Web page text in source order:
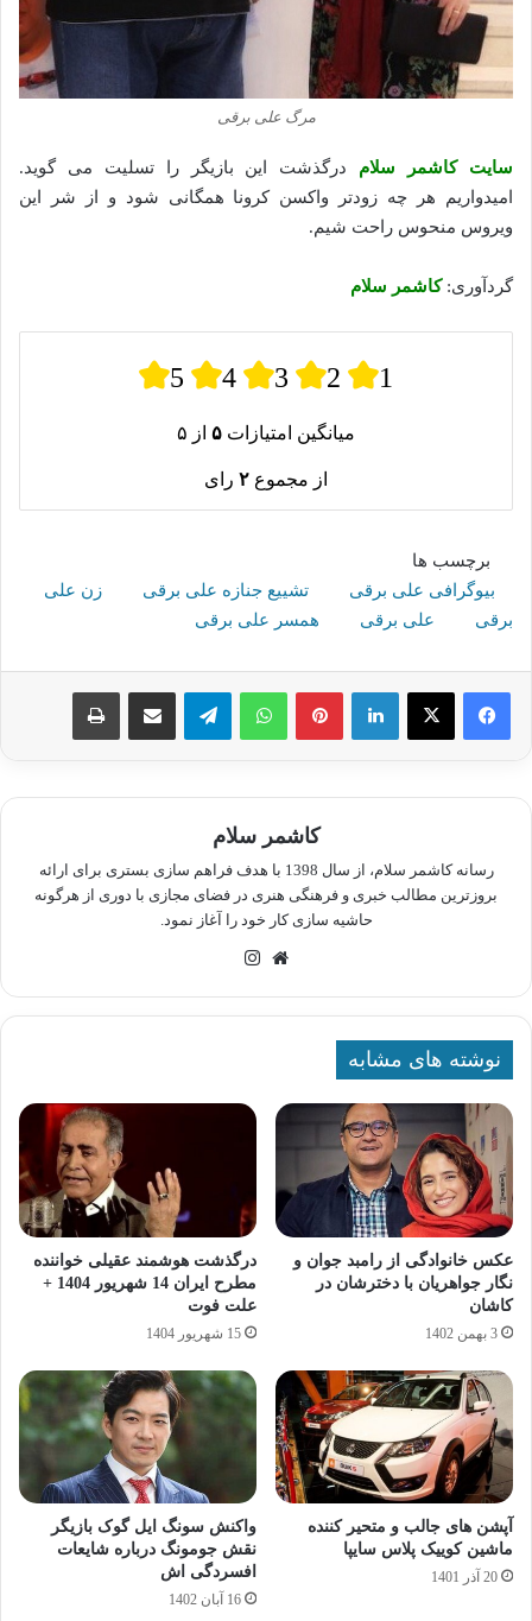
مرگ علی برقی
سایت کاشمر سلام درگذشت این بازیگر را تسلیت می گوید.
امیدواریم هر چه زودتر واکسن کرونا همگانی شود و از شر این
ویروس منحوس راحت شیم.
گردآوری:کاشمر سلام
5 4 3 2 1
میانگین امتیازات ۵ از ۵
از مجموع ۲ رای
برچسب ها
بیوگرافی علی برقی
تشییع جنازه علی برقی
زن علی
برقی
علی برقی همسر علی برقی
لینکدین پینترستواتس آپ تلگرام اشتراک گذاری از طریق ایمیل چاپ
کاشمر سلام
رسانه کاشمر سلام، از سال 1398 با هدف فراهم سازی بستری برای ارائه
بروزترین مطالب خبری و فرهنگی هنری در فضای مجازی با دوری از هرگونه
حاشیه سازی کار خود را آغاز نمود.
وبسایت
نوشته های مشابه
عکس خانوادگی از رامبد جوان و
نگار جواهریان با دخترشان در
کاشان
3 بهمن 1402
درگذشت هوشمند عقیلی خواننده
مطرح ایران 14 شهریور 1404 +
علت فوت
15 شهریور 1404
آپشن های جالب و متحیر کننده
ماشین کوییک پلاس سایپا
20 آذر 1401
واکنش سونگ ایل گوک بازیگر
نقش جومونگ درباره شایعات
افسردگی اش
16 آبان 1402